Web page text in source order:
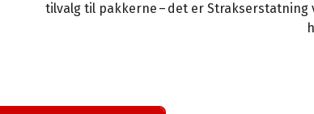
tilvalg til pakkerne – det er Strakserstatning